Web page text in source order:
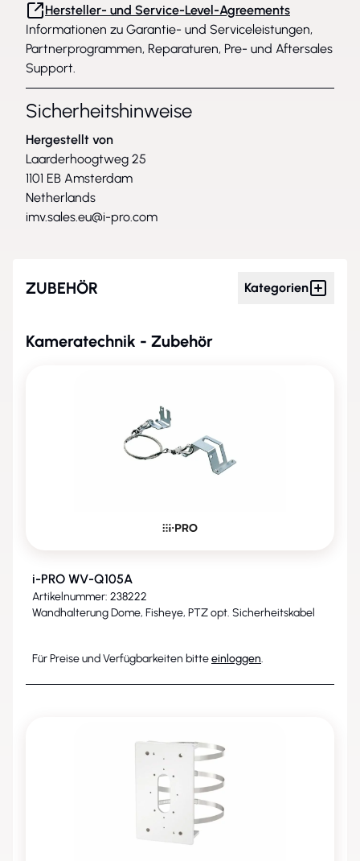
Hersteller- und Service-Level-Agreements
Informationen zu Garantie- und Serviceleistungen,
Partnerprogrammen, Reparaturen, Pre- und Aftersales
Support.
Sicherheitshinweise
Hergestellt von
Laarderhoogtweg 25
1101 EB Amsterdam
Netherlands
imv.sales.eu@i-pro.com
ZUBEHÖR Kategorien
Kameratechnik - Zubehör
i-PRO WV-Q105A
Artikelnummer: 238222
Wandhalterung Dome, Fisheye, PTZ opt. Sicherheitskabel
Für Preise und Verfügbarkeiten bitteeinloggen.